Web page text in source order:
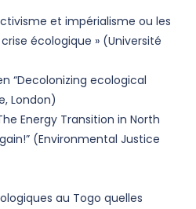
et impérialisme ou les
écologique » (Université
“Decolonizing ecological
London)
Energy Transition in North
(Environmental Justice
au Togo quelles